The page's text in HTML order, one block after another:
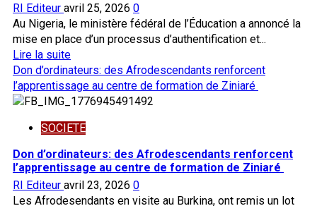
les
Afrodescendants
apprécient
le
projet
RI Editeur avril 25, 2026 0
Au Nigeria, le ministère fédéral de l’Éducation a annoncé la
mise en place d’un processus d’authentification et...
Lire la suiteEn
savoir
plus
sur
:
une
plateforme
numérique
pour
Don d’ordinateurs: des Afrodescendants renforcent
l’apprentissage au centre de formation de Ziniaré
SOCIETE
Don d’ordinateurs: des Afrodescendants renforcent
l’apprentissage au centre de formation de Ziniaré
RI Editeur avril 23, 2026 0
Les Afrodesendants en visite au Burkina, ont remis un lot